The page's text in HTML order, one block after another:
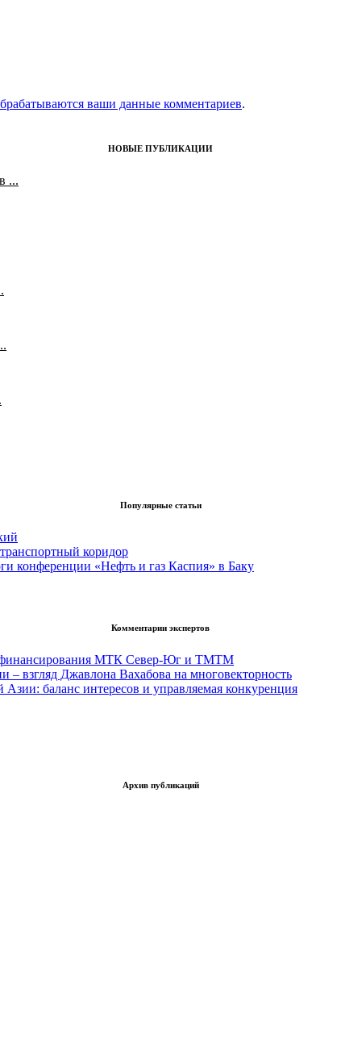
ваши данные комментариев.
НОВЫЕ ПУБЛИКАЦИИ
...
Популярные статьи
коридор
конференции «Нефть и газ Каспия» в Баку
Комментарии экспертов
финансирования МТК Север-Юг и ТМТМ
взгляд Джавлона Вахабова на многовекторность
баланс интересов и управляемая конкуренция
Архив публикаций